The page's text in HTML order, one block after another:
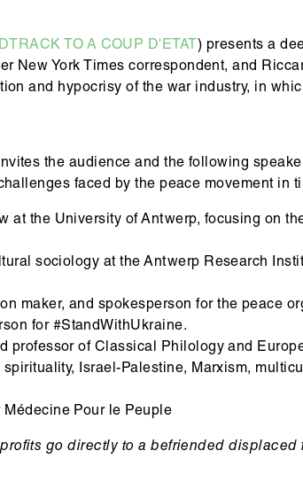
TO A COUP D'ETAT ) presents a
New York Times correspondent, and
and hypocrisy of the war industry, in
the audience and the following
faced by the peace movement in
at the University of Antwerp, focusing on
sociology at the Antwerp Research
maker, and spokesperson for the peace
for #StandWithUkraine.
professor of Classical Philology and
Israel-Palestine, Marxism,
Pour le Peuple
go directly to a befriended displaced